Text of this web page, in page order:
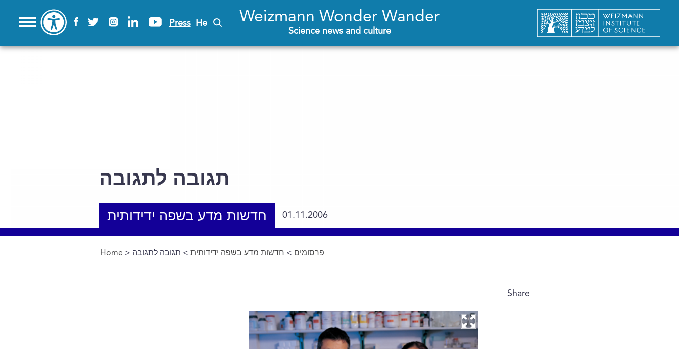
Press He Weizmann Wonder Wander
Science news and culture
תגובה לתגובה
חדשות מדע בשפה ידידותית 01.11.2006
You are here
Home > פרסומים > חדשות מדע בשפה ידידותית> תגובה לתגובה
Share